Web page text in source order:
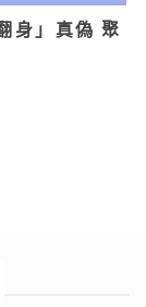
身」真偽 聚